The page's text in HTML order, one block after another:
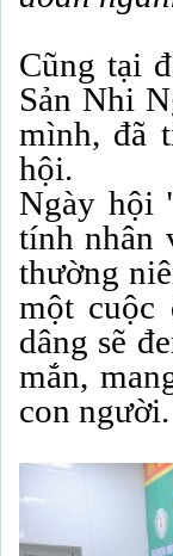
Cũng tại
Sản Nhi
mình, đã
hội.
Ngày hội
tính nhân
thường
một cuộc
dâng sẽ
mắn,
con người.